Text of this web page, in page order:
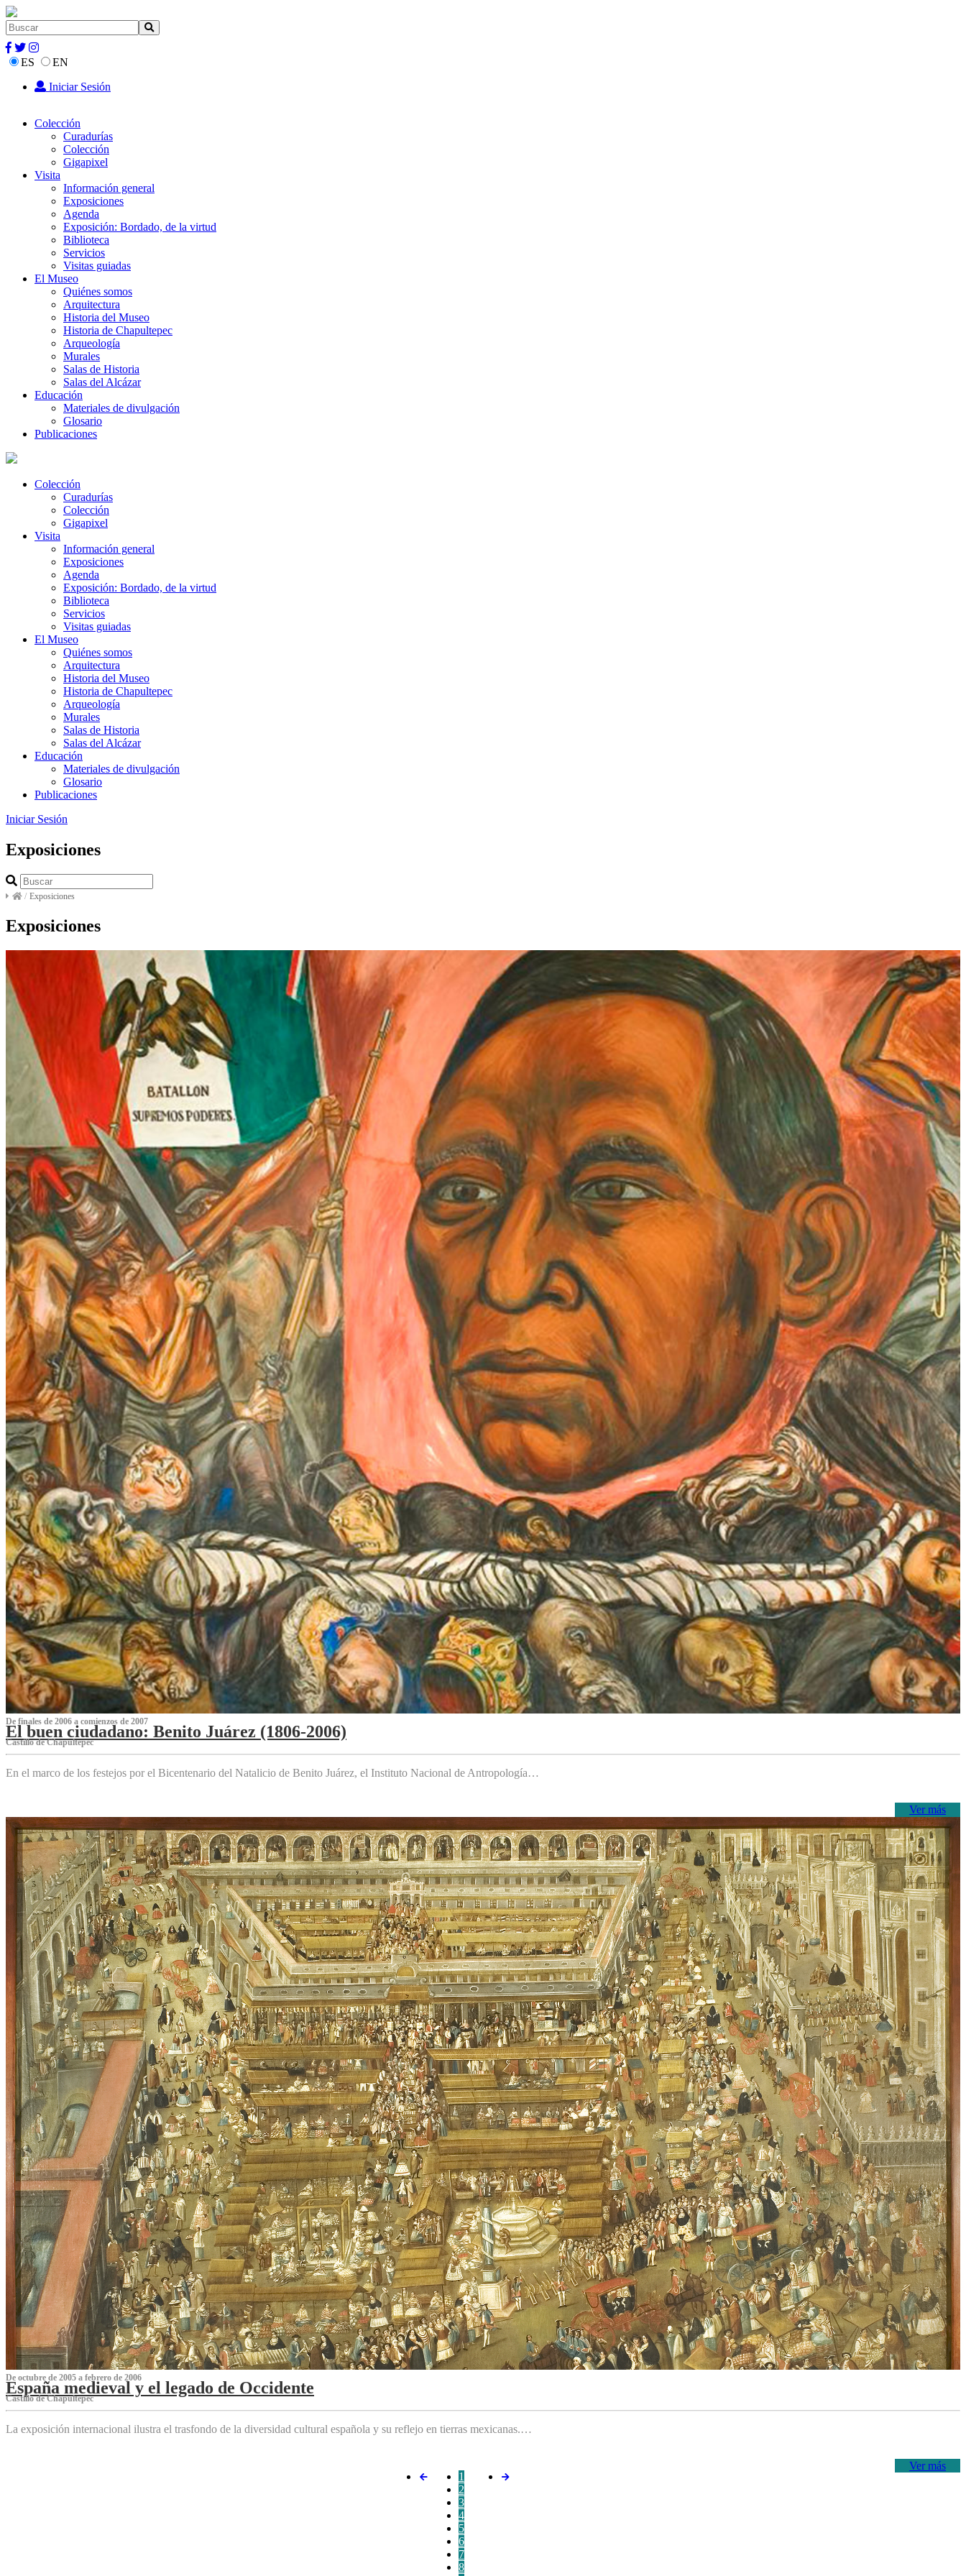
ES
EN
Iniciar Sesión
Colección
Curadurías
Colección
Gigapixel
Visita
Información general
Exposiciones
Agenda
Exposición: Bordado, de la virtud
Biblioteca
Servicios
Visitas guiadas
El Museo
Quiénes somos
Arquitectura
Historia del Museo
Historia de Chapultepec
Arqueología
Murales
Salas de Historia
Salas del Alcázar
Educación
Materiales de divulgación
Glosario
Publicaciones
Colección
Curadurías
Colección
Gigapixel
Visita
Información general
Exposiciones
Agenda
Exposición: Bordado, de la virtud
Biblioteca
Servicios
Visitas guiadas
El Museo
Quiénes somos
Arquitectura
Historia del Museo
Historia de Chapultepec
Arqueología
Murales
Salas de Historia
Salas del Alcázar
Educación
Materiales de divulgación
Glosario
Publicaciones
Iniciar Sesión
Exposiciones
/ Exposiciones
Exposiciones
De finales de 2006 a comienzos de 2007
El buen ciudadano: Benito Juárez (1806-2006)
Castillo de Chapultepec
En el marco de los festejos por el Bicentenario del Natalicio de Benito Juárez, el Instituto Nacional de Antropología…
Ver más
De octubre de 2005 a febrero de 2006
España medieval y el legado de Occidente
Castillo de Chapultepec
La exposición internacional ilustra el trasfondo de la diversidad cultural española y su reflejo en tierras mexicanas.…
Ver más
1
2
3
4
5
6
7
8